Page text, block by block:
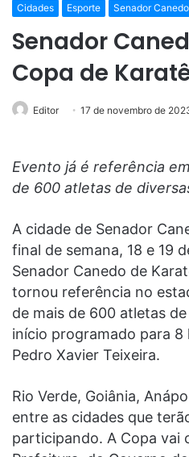
Cidades Esporte Senador Canedo
Senador
Copa de
Editor 17 de novembro de
Evento já é referência
de 600 atletas de
A cidade de Senador
final de semana, 18 e 19
Senador Canedo de
tornou referência no
de mais de 600 atletas
início programado para 8
Pedro Xavier Teixeira.
Rio Verde, Goiânia,
entre as cidades que
participando. A Copa vai